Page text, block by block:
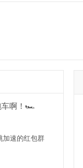
车啊！🏎️
加速的红包群